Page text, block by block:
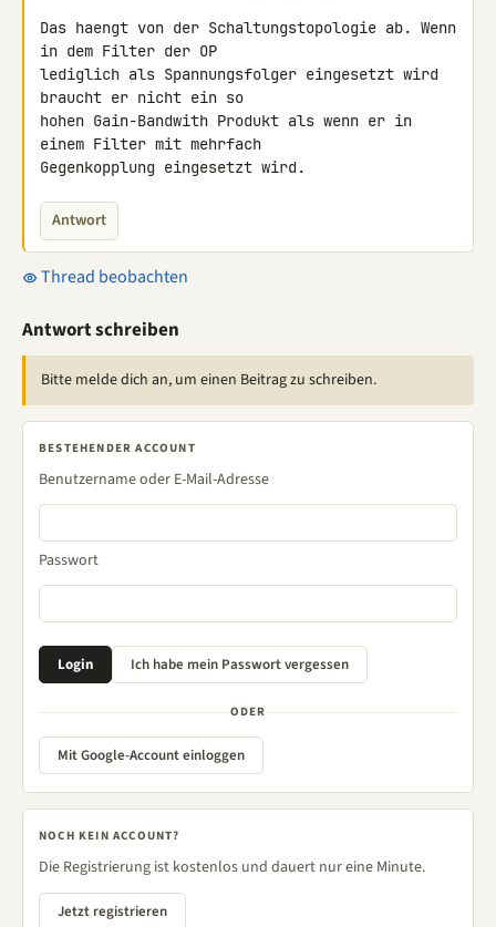
Das haengt von der Schaltungstopologie ab. Wenn
in dem Filter der OP
lediglich als Spannungsfolger eingesetzt wird
braucht er nicht ein so
hohen Gain-Bandwith Produkt als wenn er in
einem Filter mit mehrfach
Gegenkopplung eingesetzt wird.
Antwort
Thread beobachten
Antwort schreiben
Bitte melde dich an, um einen Beitrag zu schreiben.
BESTEHENDER ACCOUNT
Benutzername oder E-Mail-Adresse
Passwort
ODER
Mit Google-Account einloggen
NOCH KEIN ACCOUNT?
Die Registrierung ist kostenlos und dauert nur eine Minute.
Jetzt registrieren